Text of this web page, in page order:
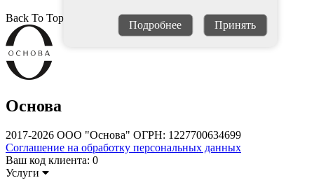
Back To Top
Основа
2017-2026 ООО "Основа" ОГРН: 1227700634699
Соглашение на обработку персональных данных
Ваш код клиента: 0
Услуги
Подробнее Принять